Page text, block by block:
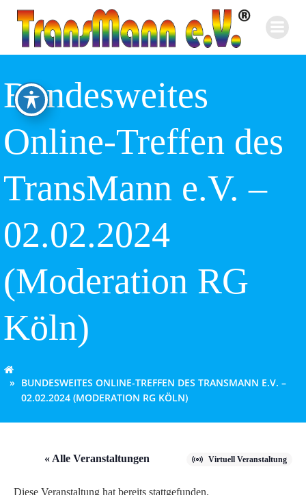
Inhalt
springen
Bundesweites
Online-Treffen des
TransMann e.V. –
02.02.2024
(Moderation RG
Köln)
BUNDESWEITES ONLINE-TREFFEN DES TRANSMANN E.V. –
02.02.2024 (MODERATION RG KÖLN)
« Alle Veranstaltungen Virtuell Veranstaltung
Diese Veranstaltung hat bereits stattgefunden.